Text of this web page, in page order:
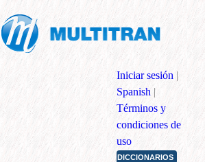
Iniciar sesión |
Spanish |
Términos y
condiciones de
uso
DICCIONARIOS